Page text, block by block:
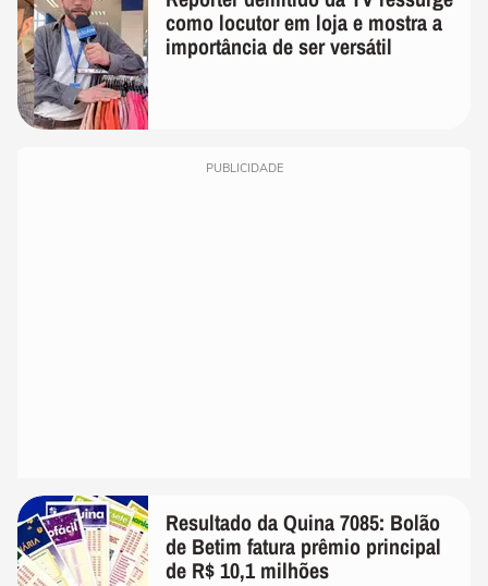
como locutor em loja e mostra a
importância de ser versátil
PUBLICIDADE
Resultado da Quina 7085: Bolão
de Betim fatura prêmio principal
de R$ 10,1 milhões